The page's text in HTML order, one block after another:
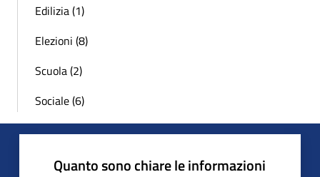
Edilizia (1)
Elezioni (8)
Scuola (2)
Sociale (6)
Quanto sono chiare le informazioni